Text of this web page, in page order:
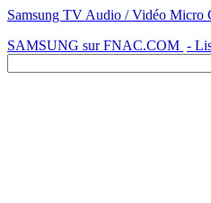
Samsung TV Audio / Vidéo Micro
SAMSUNG sur FNAC.COM -